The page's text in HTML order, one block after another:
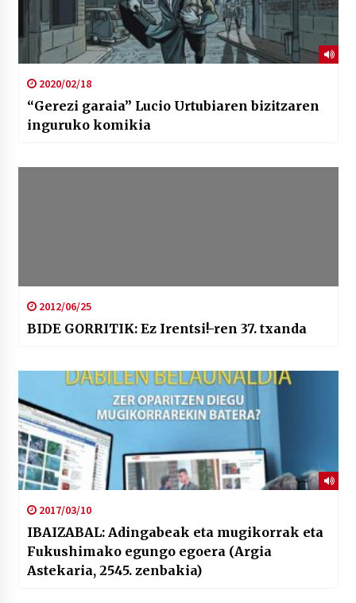
2020/02/18
“Gerezi garaia” Lucio Urtubiaren bizitzaren
inguruko komikia
2012/06/25
BIDE GORRITIK: Ez Irentsi!-ren 37. txanda
2017/03/10
IBAIZABAL: Adingabeak eta mugikorrak eta
Fukushimako egungo egoera (Argia
Astekaria, 2545. zenbakia)